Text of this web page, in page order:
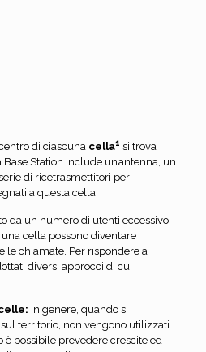
di ciascuna cella1 si trova
Base Station include un’antenna, un
di ricetrasmettitori per
a questa cella.
da un numero di utenti eccessivo,
cella possono diventare
le chiamate. Per rispondere a
diversi approcci di cui
in genere, quando si
territorio, non vengono utilizzati
è possibile prevedere crescite ed